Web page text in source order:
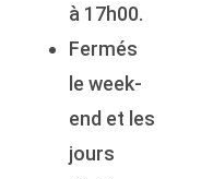
à 17h00.
Fermés
le week-
end et les
jours